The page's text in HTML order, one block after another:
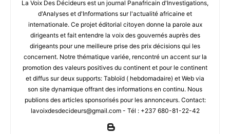
La Voix Des Décideurs est un journal Panafricain d'Investigations,
d'Analyses et d'Informations sur l'actualité africaine et
internationale. Ce projet éditorial citoyen donne la parole aux
dirigeants et fait entendre la voix des gouvernés auprès des
dirigeants pour une meilleure prise des prix décisions qui les
concernent. Notre thématique variée, rencontré un accent sur la
promotion des valeurs positives du continent et pour le continent
et diffus sur deux supports: Tabloïd ( hebdomadaire) et Web via
son site dynamique offrant des informations en continu. Nous
publions des articles sponsorisés pour les annonceurs. Contact:
lavoixdesdecideurs@gmail.com - Tél : +237 680-81-22-42